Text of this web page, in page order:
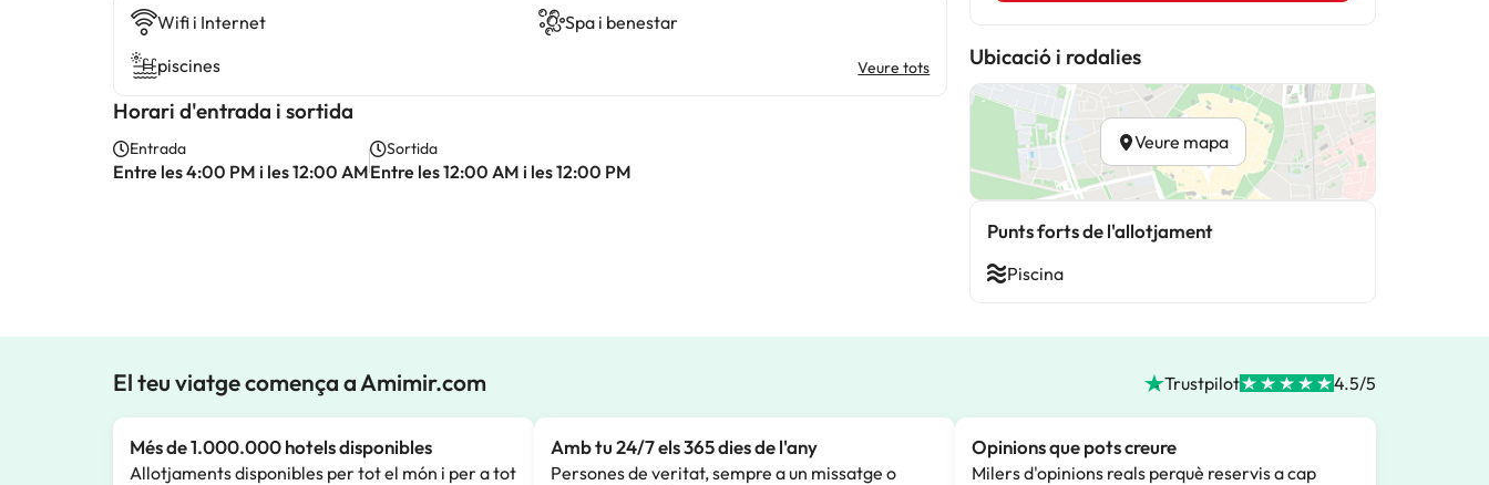
Wifi i Internet
Spa i benestar
piscines
Veure tots
Horari d'entrada i sortida
Entrada
Entre les 4:00 PM i les 12:00 AM
Sortida
Entre les 12:00 AM i les 12:00 PM
Ubicació i rodalies
Veure mapa
Punts forts de l'allotjament
Piscina
El teu viatge comença a Amimir.com Trustpilot 4.5/5
Més de 1.000.000 hotels disponibles
Allotjaments disponibles per tot el món i per a tot
Amb tu 24/7 els 365 dies de l'any
Persones de veritat, sempre a un missatge o
Opinions que pots creure
Milers d'opinions reals perquè reservis a cap